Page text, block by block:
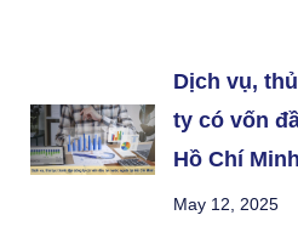
Dịch vụ,
ty có vốn
Hồ Chí Minh
May 12, 2025